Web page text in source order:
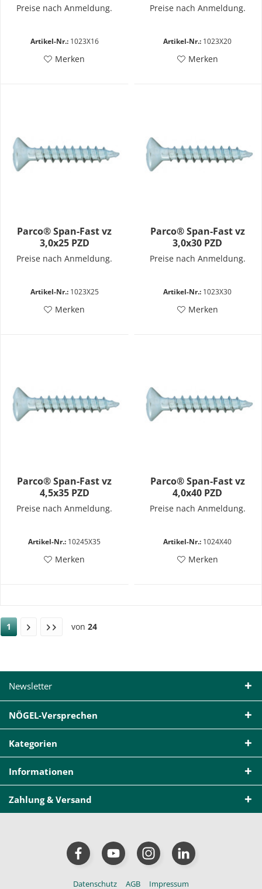
Preise nach Anmeldung.
Artikel-Nr.:1023X16
Merken
Preise nach Anmeldung.
Artikel-Nr.: 1023X20
Merken
Parco® Span-Fast vz
3,0x25 PZD
Preise nach Anmeldung.
Artikel-Nr.:1023X25
Merken
Parco® Span-Fast vz
3,0x30 PZD
Preise nach Anmeldung.
Artikel-Nr.: 1023X30
Merken
Parco® Span-Fast vz
4,5x35 PZD
Preise nach Anmeldung.
Artikel-Nr.: 10245X35
Merken
Parco® Span-Fast vz
4,0x40 PZD
Preise nach Anmeldung.
Artikel-Nr.: 1024X40
Merken
1 von 24
Newsletter
NÖGEL-Versprechen
Kategorien
Informationen
Zahlung & Versand
Datenschutz AGB Impressum